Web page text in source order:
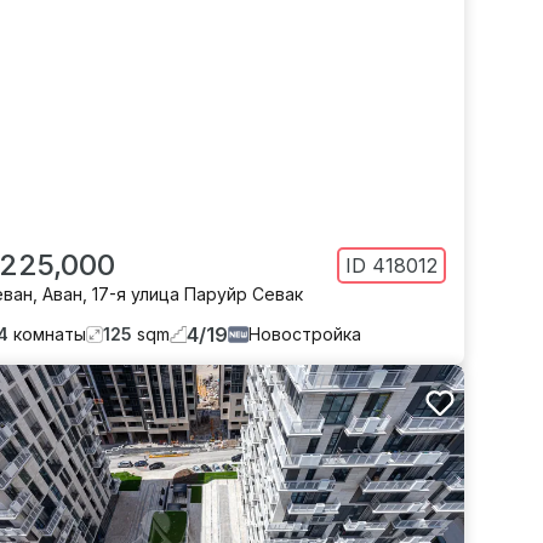
ID 418012
Аван 17-я улица Паруйр Севак
комнаты 125 sqm 4/19 Новостройка